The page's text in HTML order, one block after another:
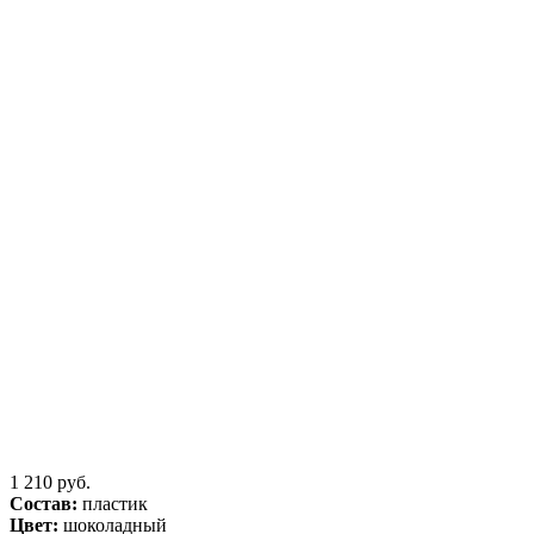
1 210 руб.
Состав: пластик
Цвет: шоколадный